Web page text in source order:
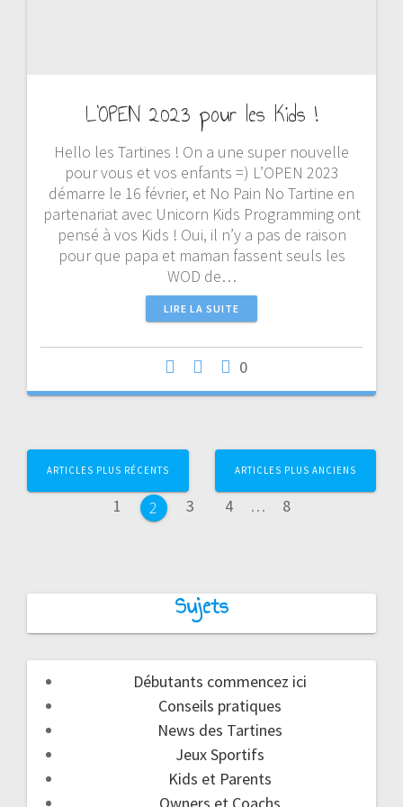
L’OPEN 2023 pour les Kids !
Hello les Tartines ! On a une super nouvelle
pour vous et vos enfants =) L’OPEN 2023
démarre le 16 février, et No Pain No Tartine en
partenariat avec Unicorn Kids Programming ont
pensé à vos Kids ! Oui, il n’y a pas de raison
pour que papa et maman fassent seuls les
WOD de…
LIRE LA SUITE
0
Navigation
au
articles
ARTICLES PLUS RÉCENTS
Page
1 Page
2 Page
3 Page
4 … Page
8
ARTICLES PLUS ANCIENS
Sujets
Débutants commencez ici
Conseils pratiques
News des Tartines
Jeux Sportifs
Kids et Parents